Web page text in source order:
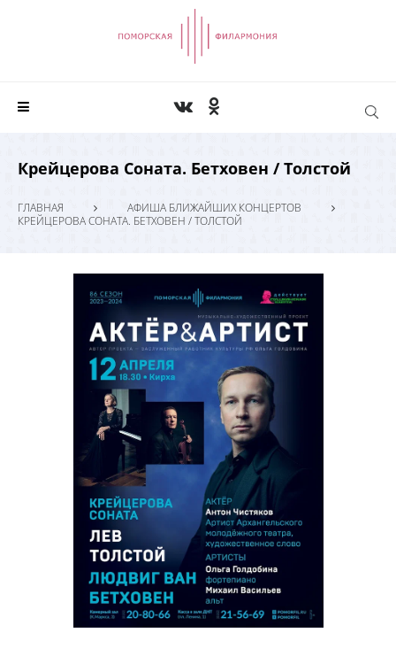
Крейцерова Соната. Бетховен / Толстой
ГЛАВНАЯ
АФИША БЛИЖАЙШИХ КОНЦЕРТОВ
КРЕЙЦЕРОВА СОНАТА. БЕТХОВЕН / ТОЛСТОЙ